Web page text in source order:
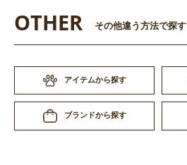
OTHER その他違う方法で探す
アイテムから探す
ブランドから探す